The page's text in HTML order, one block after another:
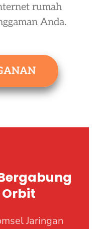
rumah
Anda.
Jaringan